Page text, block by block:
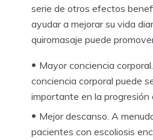
serie de otros efectos
ayudar a mejorar su vida
quiromasaje puede
Mayor conciencia
conciencia corporal puede
importante en la progresión
Mejor descanso. A
pacientes con escoliosis